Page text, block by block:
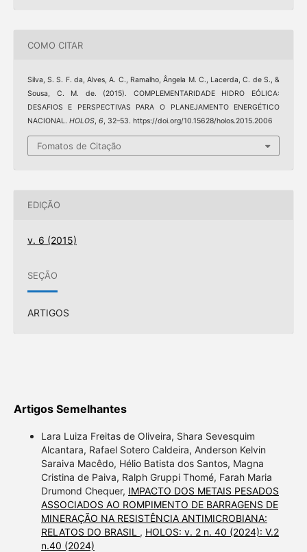
COMO CITAR
Silva, S. S. F. da, Alves, A. C., Ramalho, Ângela M. C., Lacerda, C. de S., &
Sousa, C. M. de. (2015). COMPLEMENTARIDADE HIDRO EÓLICA:
DESAFIOS E PERSPECTIVAS PARA O PLANEJAMENTO ENERGÉTICO
NACIONAL. HOLOS, 6, 32–53. https://doi.org/10.15628/holos.2015.2006
Fomatos de Citação
EDIÇÃO
v. 6 (2015)
SEÇÃO
ARTIGOS
Artigos Semelhantes
Lara Luiza Freitas de Oliveira, Shara Sevesquim
Alcantara, Rafael Sotero Caldeira, Anderson Kelvin
Saraiva Macêdo, Hélio Batista dos Santos, Magna
Cristina de Paiva, Ralph Gruppi Thomé, Farah Maria
Drumond Chequer, IMPACTO DOS METAIS PESADOS
ASSOCIADOS AO ROMPIMENTO DE BARRAGENS DE
MINERAÇÃO NA RESISTÊNCIA ANTIMICROBIANA:
RELATOS DO BRASIL , HOLOS: v. 2 n. 40 (2024): V.2
n.40 (2024)